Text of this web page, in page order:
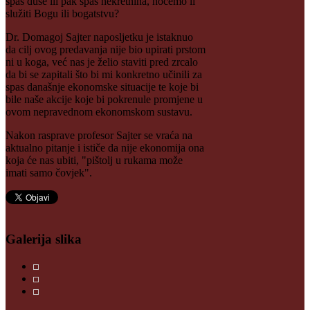
služiti Bogu ili bogatstvu?
Dr. Domagoj Sajter naposljetku je istaknuo
da cilj ovog predavanja nije bio upirati prstom
ni u koga, već nas je želio staviti pred zrcalo
da bi se zapitali što bi mi konkretno učinili za
spas današnje ekonomske situacije te koje bi
bile naše akcije koje bi pokrenule promjene u
ovom nepravednom ekonomskom sustavu.
Nakon rasprave profesor Sajter se vraća na
aktualno pitanje i ističe da nije ekonomija ona
koja će nas ubiti, "pištolj u rukama može
imati samo čovjek".
Galerija slika